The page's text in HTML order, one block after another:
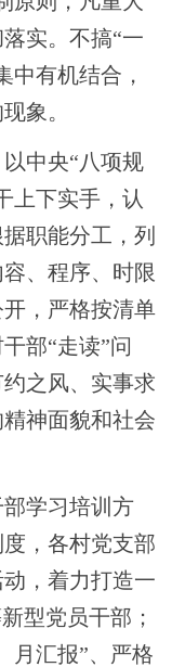
实。不搞“一
中有机结合，
象。
中央“八项规
上下实手，认
职能分工，列
、程序、时限
，严格按清单
干部“走读”问
之风、实事求
神面貌和社会
学习培训方
，各村党支部
，着力打造一
型党员干部 ；
月汇报”、严格